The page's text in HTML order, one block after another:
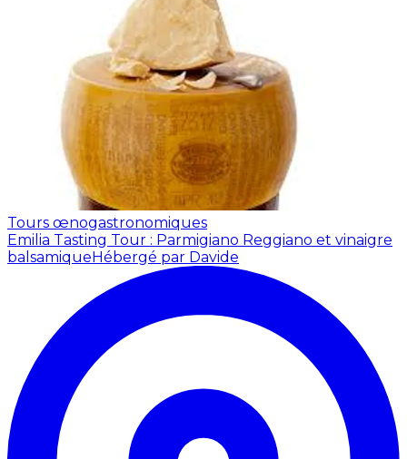
Tours œnogastronomiques
Emilia Tasting Tour : Parmigiano Reggiano et vinaigre
balsamiqueHébergé par Davide